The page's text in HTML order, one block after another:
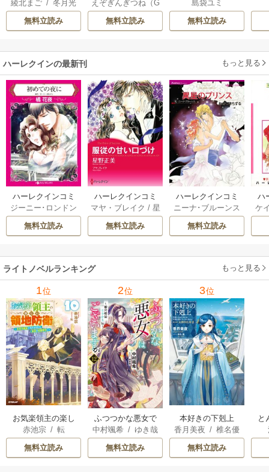
がないと婚約破棄
された聖女は隣国
に売られる
綾北まご /冬月光
輝/昌未
無料立読み
先に行けと言って
から10年がたった
ら伝説になってい
えぞぎんぎつね（G
Aノベル／SBクリ
エイティブ刊）
eCHA
無料立読み
は二人の王子に愛
される―
島袋ユミ
無料立読み
ハーレクインの最新刊 もっと見る
ハーレクインコミ
ックス セット 202
6年 vol.1064 1巻
ジーニー･ロンドン
橘花夜/ メアリ
ー･ライアンズ
ーガン/星合操/ア
ン･ウィール/ 津寺
里可子
無料立読み
ハーレクインコミ
ックス セット 202
6年 vol.1002 1巻
マヤ・ブレイク / 星
野正美/ ヘレン･ブ
ルックス/のわきね
ウェイ/一重夕子
無料立読み
ハーレクインコミ
ックス セット 202
6年 vol.1063 1巻
ニーナ･ブルーンス
おおつきちずる
レベッカ･ヨーク
ーディ/海野みつる
サラ･ウッド/流
水凛子
無料立読み
ハ
ッ
ケ
ザ
ライトノベルランキング もっと見る
1位
お気楽領主の楽し
い領地防衛
赤池宗/ 転
無料立読み
2位
ふつつかな悪女で
はございますが
中村颯希 / ゆき哉
無料立読み
3位
本好きの下剋上
香月美夜 /椎名優
無料立読み
と